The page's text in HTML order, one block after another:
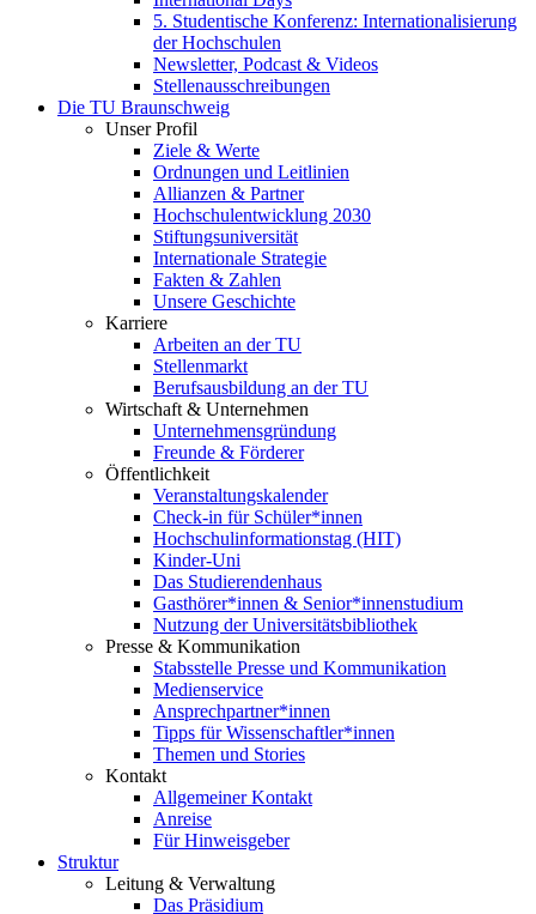
5. Studentische Konferenz: Internationalisierung
der Hochschulen
Newsletter, Podcast & Videos
Stellenausschreibungen
Die TU Braunschweig
Unser Profil
Ziele & Werte
Ordnungen und Leitlinien
Allianzen & Partner
Hochschulentwicklung 2030
Stiftungsuniversität
Internationale Strategie
Fakten & Zahlen
Unsere Geschichte
Karriere
Arbeiten an der TU
Stellenmarkt
Berufsausbildung an der TU
Wirtschaft & Unternehmen
Unternehmensgründung
Freunde & Förderer
Öffentlichkeit
Veranstaltungskalender
Check-in für Schüler*innen
Hochschulinformationstag (HIT)
Kinder-Uni
Das Studierendenhaus
Gasthörer*innen & Senior*innenstudium
Nutzung der Universitätsbibliothek
Presse & Kommunikation
Stabsstelle Presse und Kommunikation
Medienservice
Ansprechpartner*innen
Tipps für Wissenschaftler*innen
Themen und Stories
Kontakt
Allgemeiner Kontakt
Anreise
Für Hinweisgeber
Struktur
Leitung & Verwaltung
Das Präsidium